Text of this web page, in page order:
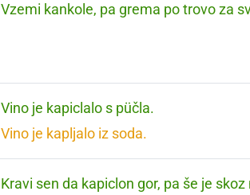
Vzemi kankole, pa grema po trovo za
Vino je kapiclalo s püčla.
Vino je kapljalo iz soda.
Kravi sen da kapiclon gor, pa še je